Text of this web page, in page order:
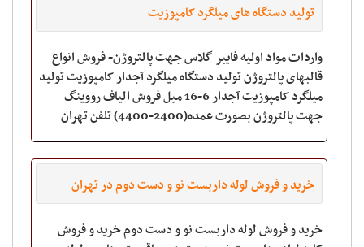
تولید دستگاه های میلگرد کامپوزیت
واردات مواد اولیه فایبر گلاس جهت پالتروژن- فروش انواع
قالبهای پالتروژن تولید دستگاه میلگرد آجدار کامپوزیت تولید
میلگرد کامپوزیت آجدار 6-16 میل فروش الیاف رووینگ
جهت پالتروژن بصورت عمده(2400-4400) تلفن تهران
خرید و فروش لوله داربست نو و دست دوم در تهران
خرید و فروش لوله داربست نو و دست دوم خرید و فروش